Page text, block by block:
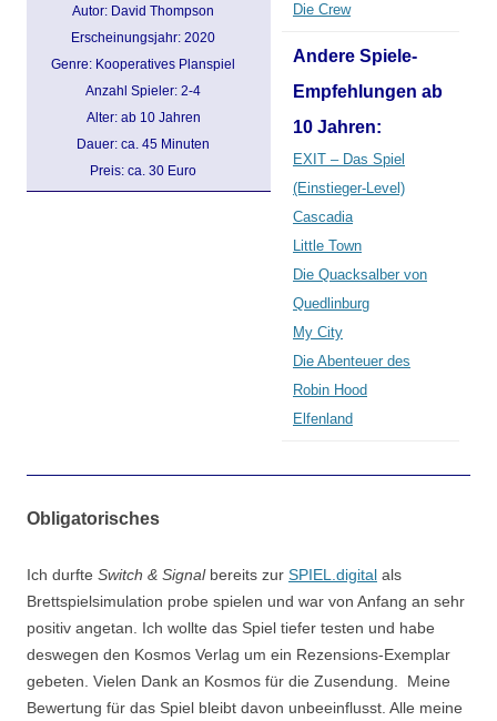
Autor: David Thompson
Erscheinungsjahr: 2020
Genre: Kooperatives Planspiel
Anzahl Spieler: 2-4
Alter: ab 10 Jahren
Dauer: ca. 45 Minuten
Preis: ca. 30 Euro
Die Crew
Andere Spiele-
Empfehlungen ab
10 Jahren:
EXIT – Das Spiel
(Einstieger-Level)
Cascadia
Little Town
Die Quacksalber von
Quedlinburg
My City
Die Abenteuer des
Robin Hood
Elfenland
Obligatorisches
Ich durfte Switch & Signalbereits zur SPIEL.digital als
Brettspielsimulation probe spielen und war von Anfang an sehr
positiv angetan. Ich wollte das Spiel tiefer testen und habe
deswegen den Kosmos Verlag um ein Rezensions-Exemplar
gebeten. Vielen Dank an Kosmos für die Zusendung. Meine
Bewertung für das Spiel bleibt davon unbeeinflusst. Alle meine